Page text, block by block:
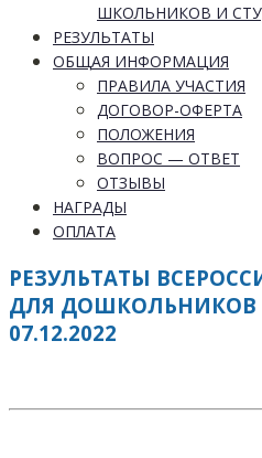
ШКОЛЬНИКОВ И
РЕЗУЛЬТАТЫ
ОБЩАЯ ИНФОРМАЦИЯ
ПРАВИЛА УЧАСТИЯ
ДОГОВОР-ОФЕРТА
ПОЛОЖЕНИЯ
ВОПРОС — ОТВЕТ
ОТЗЫВЫ
НАГРАДЫ
ОПЛАТА
РЕЗУЛЬТАТЫ
ДЛЯ
07.12.2022